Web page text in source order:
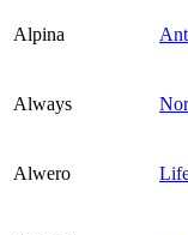
Alpina
Always
Alwero